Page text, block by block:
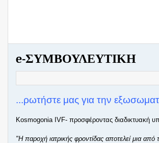
e-ΣΥΜΒΟΥΛΕΥΤΙΚΗ
...ρωτήστε μας για την
Kosmogonia IVF- προσφέροντας διαδικτυακή
"Η παροχή ιατρικής φροντίδας αποτελεί μια